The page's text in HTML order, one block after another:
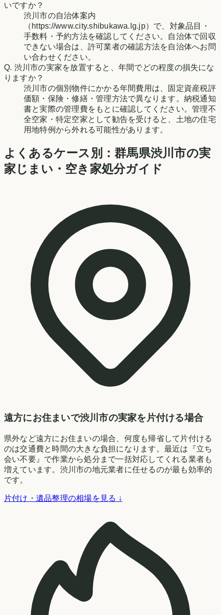
いですか？
渋川市の自治体案内
（https://www.city.shibukawa.lg.jp）で、対象品目・
手数料・予約方法を確認してください。自治体で回収
できない場合は、許可業者の確認方法を自治体へお問
い合わせください。
Q. 渋川市の実家を放置すると、年間でどの程度の損失にな
りますか？
渋川市の個別物件にかかる年間費用は、固定資産税評
価額・保険・修繕・管理方法で異なります。納税通知
書と実際の管理費をもとに確認してください。管理不
全空家・特定空家として勧告を受けると、土地の住宅
用地特例から外れる可能性があります。
よくあるケース別：群馬県渋川市の実
家じまい・空き家処分ガイド
遠方にお住まいで渋川市の実家を片付ける場合
県外など遠方にお住まいの場合、何度も帰省して片付ける
のは交通費と時間の大きな負担になります。最近は『立ち
会い不要』で作業から処分まで一括対応してくれる業者も
増えています。渋川市の地元業者に任せるのが最も効率的
です。
片付け・遺品整理の相場を見る ↓